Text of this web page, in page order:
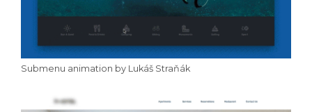
Submenu animation by Lukáš Straňák